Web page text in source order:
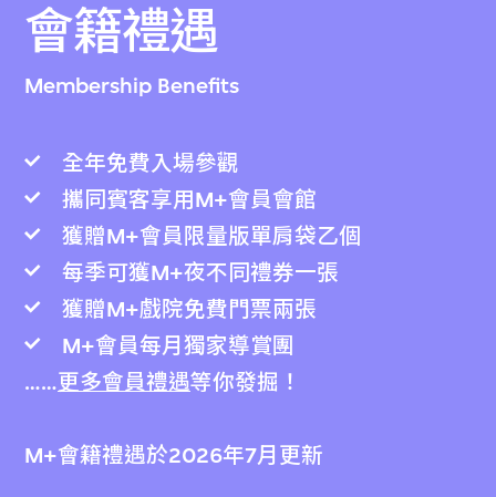
會籍禮遇
Membership Benefits
全年免費入場參觀
攜同賓客享用M+會員會館
獲贈M+會員限量版單肩袋乙個
每季可獲M+夜不同禮券一張
獲贈M+戲院免費門票兩張
M+會員每月獨家導賞團
……更多會員禮遇等你發掘！
M+會籍禮遇於2026年7月更新